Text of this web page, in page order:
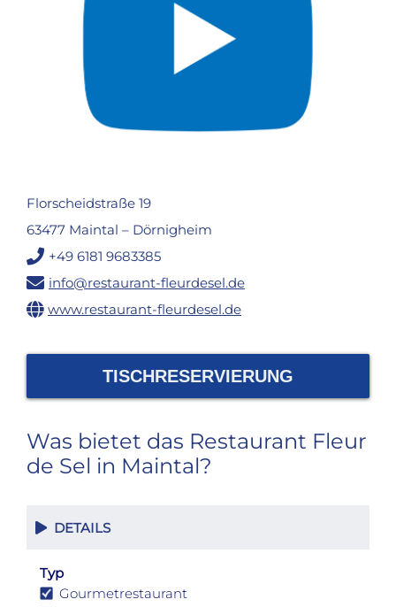
Florscheidstraße 19
63477 Maintal – Dörnigheim
+49 6181 9683385
info@restaurant-fleurdesel.de
www.restaurant-fleurdesel.de
TISCHRESERVIERUNG
Was bietet das Restaurant Fleur
de Sel in Maintal?
DETAILS
Typ
Gourmetrestaurant